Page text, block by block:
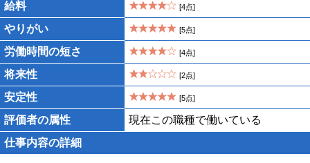
給料
[4点]
やりがい [5点]
労働時間の短さ [4点]
将来性 [2点]
安定性 [5点]
評価者の属性
現在この職種で働いている
仕事内容の詳細